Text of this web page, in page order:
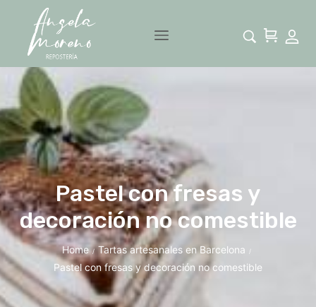
Pastel con fresas y
decoración no comestible
Home / Tartas artesanales en Barcelona /
Pastel con fresas y decoración no comestible